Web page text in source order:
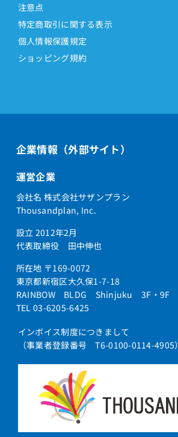
注意点
特定商取引に関する表示
個人情報保護規定
ショッピング規約
企業情報（外部サイト）
運営企業
会社名 株式会社サザンプラン
Thousandplan, Inc.
設立 2012年2月
代表取締役 田中伸也
所在地 〒169-0072
東京都新宿区大久保1-7-18
RAINBOW BLDG Shinjuku 3F・9F
TEL 03-6205-6425
インボイス制度につきまして
（事業者登録番号 T6-0100-0114-4905）